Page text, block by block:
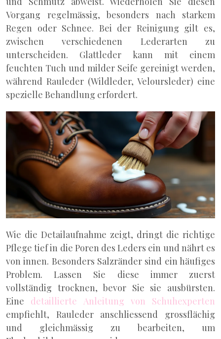
Vorgang regelmässig, besonders nach starkem
Regen oder Schnee. Bei der Reinigung gilt es,
zwischen verschiedenen Lederarten zu
unterscheiden. Glattleder kann mit einem
feuchten Tuch und milder Seife gereinigt werden,
während Rauleder (Wildleder, Veloursleder) eine
spezielle Behandlung erfordert.
Wie die Detailaufnahme zeigt, dringt die richtige
Pflege tief in die Poren des Leders ein und nährt es
von innen. Besonders Salzränder sind ein häufiges
Problem. Lassen Sie diese immer zuerst
vollständig trocknen, bevor Sie sie ausbürsten.
Eine detaillierte Anleitung von Schuhexperten
empfiehlt, Rauleder anschliessend grossflächig
und gleichmässig zu bearbeiten, um